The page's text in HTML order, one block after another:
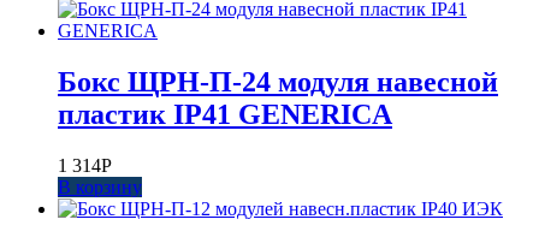
Бокс ЩРН-П-24 модуля навесной
пластик IP41 GENERICA
1 314Р
В корзину